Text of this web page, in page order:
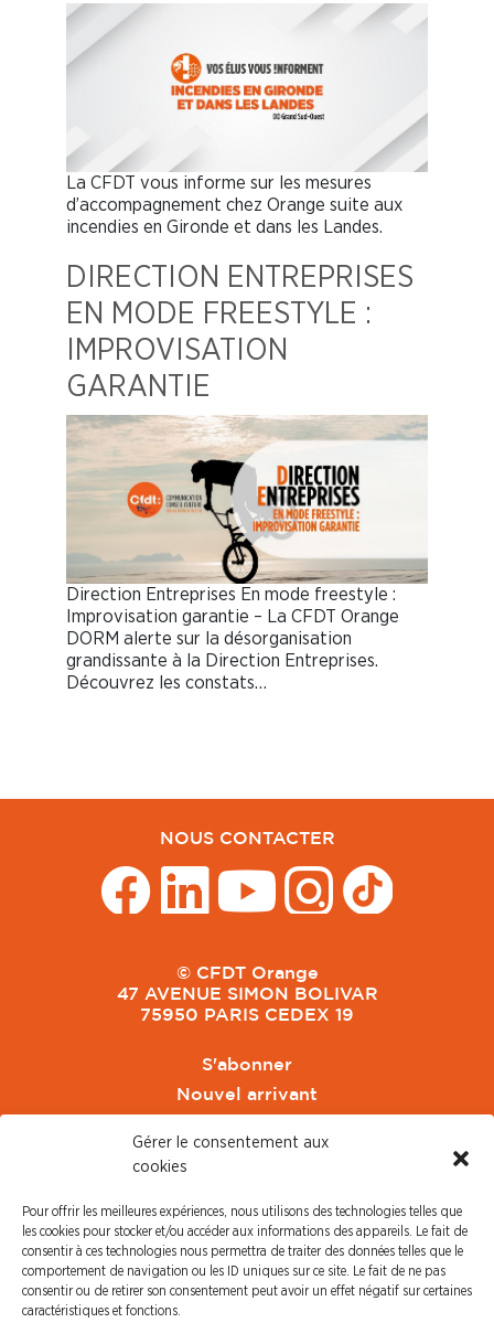
Gérer le consentement aux
cookies
Pour offrir les meilleures expériences, nous utilisons des technologies telles que
les cookies pour stocker et/ou accéder aux informations des appareils. Le fait de
consentir à ces technologies nous permettra de traiter des données telles que le
comportement de navigation ou les ID uniques sur ce site. Le fait de ne pas
consentir ou de retirer son consentement peut avoir un effet négatif sur certaines
caractéristiques et fonctions.
La CFDT vous informe sur les mesures
d’accompagnement chez Orange suite aux
incendies en Gironde et dans les Landes.
DIRECTION ENTREPRISES
EN MODE FREESTYLE :
IMPROVISATION
GARANTIE
Direction Entreprises En mode freestyle :
Improvisation garantie – La CFDT Orange
DORM alerte sur la désorganisation
grandissante à la Direction Entreprises.
Découvrez les constats…
NOUS CONTACTER
© CFDT Orange
47 AVENUE SIMON BOLIVAR
75950 PARIS CEDEX 19
S'abonner
Nouvel arrivant
CFDT Cadres
CFDT Retraités
L'UFFA